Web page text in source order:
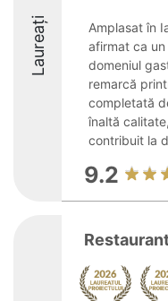
Laureați
Amplasat în
afirmat ca
domeniul
remarcă
completată
înaltă
contribuit la
9.2